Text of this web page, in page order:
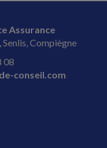
Assurance
Compiègne
08
conseil.com